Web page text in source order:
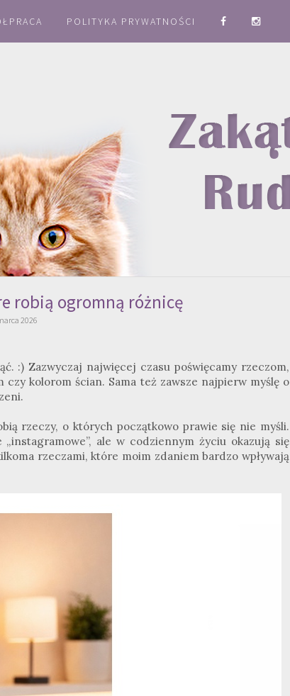
POLITYKA PRYWATNOŚCI
robią ogromną różnicę
2026
:) Zazwyczaj najwięcej czasu poświęcamy rzeczom,
kolorom ścian. Sama też zawsze najpierw myślę o
rzeczy, o których początkowo prawie się nie myśli.
ale w codziennym życiu okazują się
rzeczami, które moim zdaniem bardzo wpływają